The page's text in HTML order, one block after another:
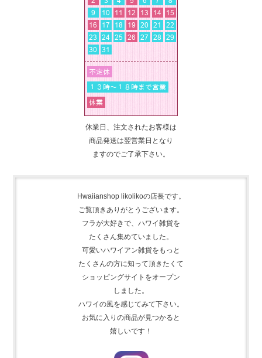
休業日、注文されたお客様は
商品発送は翌営業日となり
ますのでご了承下さい。
Hwaiianshop likolikoの店長です。
ご覧頂きありがとうございます。
フラが大好きで、 ハワイ雑貨を
たくさん集めていました。
可愛いハワイアン雑貨をもっと
たくさんの方に知って頂きたくて
ショッピングサイトをオープン
しました。
ハワイの風を感じてみて下さい。
お気に入りの商品が見つかると
嬉しいです！